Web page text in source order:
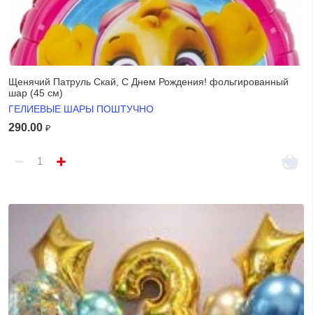
Щенячий Патруль Скай, С Днем Рождения! фольгированный
шар (45 см)
ГЕЛИЕВЫЕ ШАРЫ ПОШТУЧНО
290.00 ₽